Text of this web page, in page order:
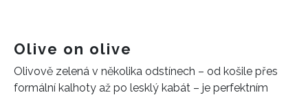
Olive on olive
Olivově zelená v několika odstínech – od košile přes
formální kalhoty až po lesklý kabát – je perfektním